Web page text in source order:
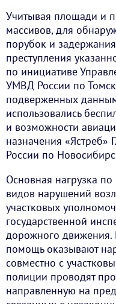
Учитывая площади и
массивов, для
порубок и
преступления
по инициативе
УМВД России по
подверженных
использовались
и возможности
назначения «Ястреб»
России по
Основная нагрузка
видов нарушений
участковых
государственной
дорожного
помощь оказывают
совместно с
полиции проводят
направленную на